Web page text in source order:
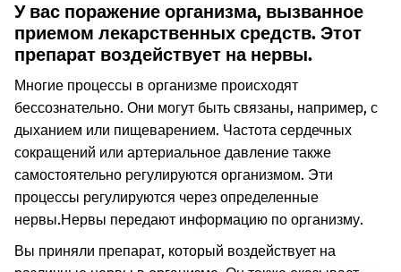
У вас поражение организма, вызванное
приемом лекарственных средств. Этот
препарат воздействует на нервы.
Многие процессы в организме происходят
бессознательно. Они могут быть связаны, например, с
дыханием или пищеварением. Частота сердечных
сокращений или артериальное давление также
самостоятельно регулируются организмом. Эти
процессы регулируются через определенные
нервы.Нервы передают информацию по организму.
Вы приняли препарат, который воздействует на